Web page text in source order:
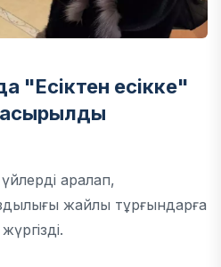
"Есіктен есікке"
асырылды
аралап,
жайлы тұрғындарға